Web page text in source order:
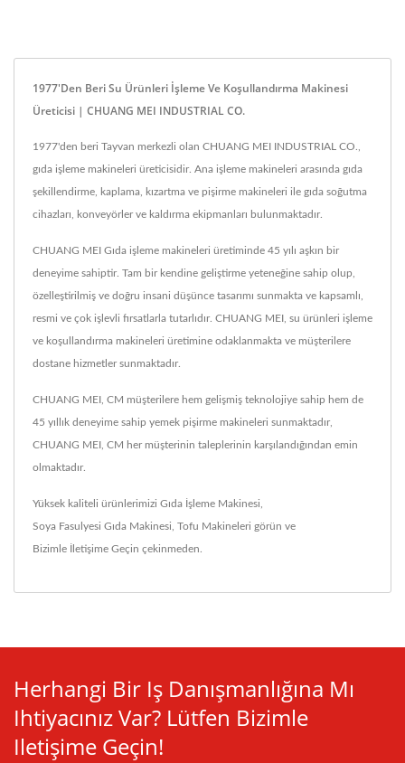
1977'den Beri Su Ürünleri İşleme Ve Koşullandırma Makinesi
Üreticisi | CHUANG MEI INDUSTRIAL CO.
1977'den beri Tayvan merkezli olan CHUANG MEI INDUSTRIAL CO.,
gıda işleme makineleri üreticisidir. Ana işleme makineleri arasında gıda
şekillendirme, kaplama, kızartma ve pişirme makineleri ile gıda soğutma
cihazları, konveyörler ve kaldırma ekipmanları bulunmaktadır.
CHUANG MEI Gıda işleme makineleri üretiminde 45 yılı aşkın bir
deneyime sahiptir. Tam bir kendine geliştirme yeteneğine sahip olup,
özelleştirilmiş ve doğru insani düşünce tasarımı sunmakta ve kapsamlı,
resmi ve çok işlevli fırsatlarla tutarlıdır. CHUANG MEI, su ürünleri işleme
ve koşullandırma makineleri üretimine odaklanmakta ve müşterilere
dostane hizmetler sunmaktadır.
CHUANG MEI, CM müşterilere hem gelişmiş teknolojiye sahip hem de
45 yıllık deneyime sahip yemek pişirme makineleri sunmaktadır,
CHUANG MEI, CM her müşterinin taleplerinin karşılandığından emin
olmaktadır.
Yüksek kaliteli ürünlerimizi Gıda İşleme Makinesi
Soya Fasulyesi Gıda Makinesi Tofu Makineleri görün ve
Bizimle İletişime Geçin çekinmeden.
Herhangi Bir Iş Danışmanlığına Mı
Ihtiyacınız Var? Lütfen Bizimle
Iletişime Geçin!